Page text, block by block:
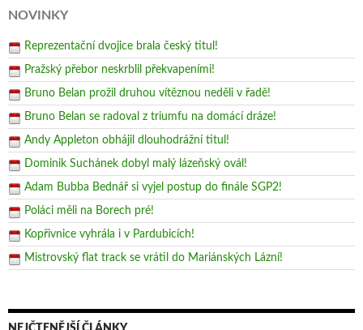
NOVINKY
Reprezentační dvojice brala český titul!
Pražský přebor neskrblil překvapeními!
Bruno Belan prožil druhou vítěznou neděli v řadě!
Bruno Belan se radoval z triumfu na domácí dráze!
Andy Appleton obhájil dlouhodrážní titul!
Dominik Suchánek dobyl malý lázeňský ovál!
Adam Bubba Bednář si vyjel postup do finále SGP2!
Poláci měli na Borech pré!
Kopřivnice vyhrála i v Pardubicích!
Mistrovský flat track se vrátil do Mariánských Lázní!